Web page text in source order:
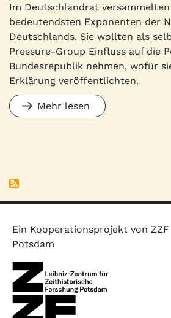
Im Deutschlandrat versammelten
bedeutendsten Exponenten der
Deutschlands. Sie wollten als
Pressure-Group Einfluss auf die
Bundesrepublik nehmen, wofür
Erklärung veröffentlichten.
Mehr lesen
Ein Kooperationsprojekt von
Potsdam